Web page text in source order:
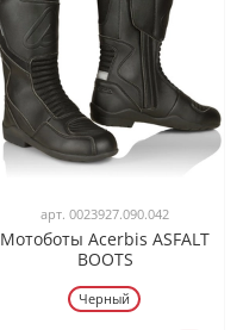
арт. 0023927.090.042
Мотоботы Acerbis ASFALT
BOOTS
Черный